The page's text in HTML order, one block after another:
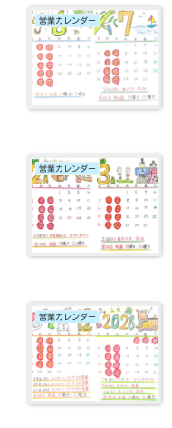
営業カレンダー
営業カレンダー
営業カレンダー